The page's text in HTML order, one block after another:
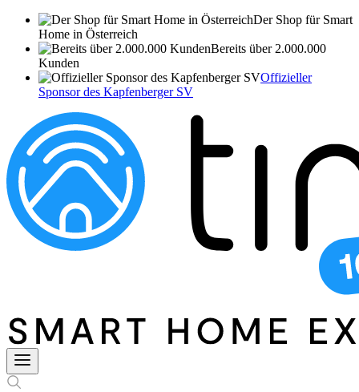
Der Shop für Smart
Home in Österreich
Bereits über 2.000.000
Kunden
Offizieller
Sponsor des Kapfenberger SV